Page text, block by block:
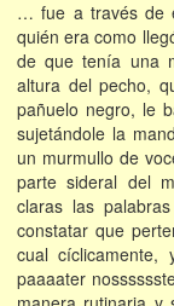
… fue a través de
quién era como
de que tenía una
altura del pecho,
pañuelo negro, le
sujetándole la
un murmullo de
parte sideral del
claras las
constatar que
cual
paaaater